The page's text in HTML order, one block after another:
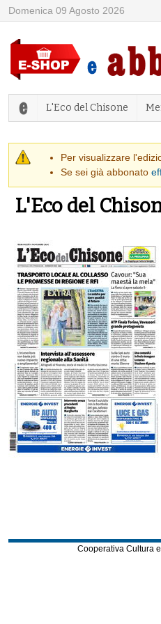
Domenica 09 Agosto 2026
L'Eco del Chisone
Per visualizzare
Se sei già abbonato
L'Eco del
Cooperativa Cultura